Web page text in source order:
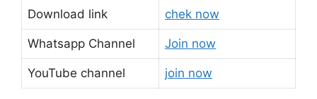
Download link chek now
Whatsapp Channel Join now
YouTube channel join now